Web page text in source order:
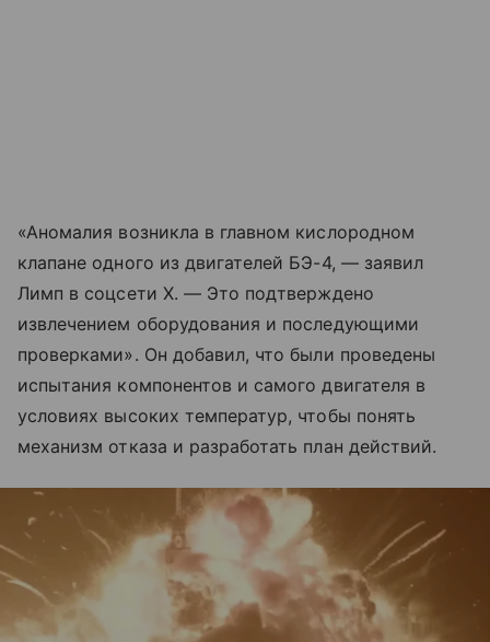
«Аномалия возникла в главном кислородном
клапане одного из двигателей БЭ-4, — заявил
Лимп в соцсети X. — Это подтверждено
извлечением оборудования и последующими
проверками». Он добавил, что были проведены
испытания компонентов и самого двигателя в
условиях высоких температур, чтобы понять
механизм отказа и разработать план действий.